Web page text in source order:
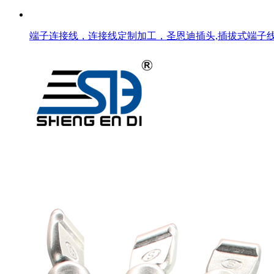
端子连接线，连接线定制加工，圣恩迪插头,插拔式端子